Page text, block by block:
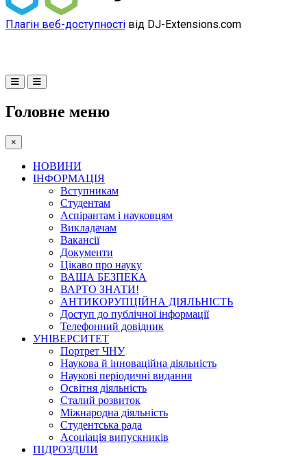
Плагін веб-доступності від DJ-Extensions.com
Головне меню
×
НОВИНИ
ІНФОРМАЦІЯ
Вступникам
Студентам
Аспірантам і науковцям
Викладачам
Вакансії
Документи
Цікаво про науку
ВАША БЕЗПЕКА
ВАРТО ЗНАТИ!
АНТИКОРУПЦІЙНА ДІЯЛЬНІСТЬ
Доступ до публічної інформації
Телефонний довідник
УНІВЕРСИТЕТ
Портрет ЧНУ
Наукова й інноваційна діяльність
Наукові періодичні видання
Освітня діяльність
Сталий розвиток
Міжнародна діяльність
Студентська рада
Асоціація випускників
ПІДРОЗДІЛИ